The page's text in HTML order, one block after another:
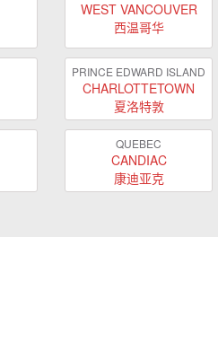
WEST VANCOUVER
西温哥华
PRINCE EDWARD ISLAND
CHARLOTTETOWN
夏洛特敦
QUEBEC
CANDIAC
康迪亚克